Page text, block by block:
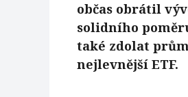
občas obrátil
solidního
také zdolat
nejlevnější ETF.